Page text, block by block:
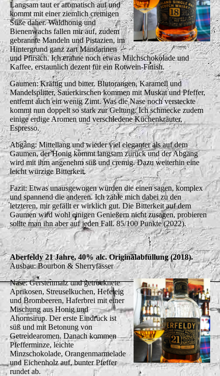
Langsam taut er aromatisch auf und
kommt mit einer ziemlich cremigen
Süße daher. Waldhonig und
Bienenwachs fallen mir auf, zudem
gebrannte Mandeln und Pistazien, im
Hintergrund ganz zart Mandarinen
und Pfirsich. Ich erahne noch etwas Milchschokolade und
Kaffee, erstaunlich dezent für ein Rotwein-Finish.
Gaumen: Kräftig und bitter. Blutorangen, Karamell und
Mandelsplitter, Sauerkirschen kommen mit Muskat und Pfeffer,
entfernt auch ein wenig Zimt. Was die Nase noch versteckte
kommt nun doppelt so stark zur Geltung. Ich schmecke zudem
einige erdige Aromen und verschiedene Küchenkräuter,
Espresso.
Abgang: Mittellang und wieder viel eleganter als auf dem
Gaumen, der Honig kommt langsam zurück und der Abgang
wird mit ihm angenehm süß und cremig. Dazu weiterhin eine
leicht würzige Bitterkeit.
Fazit: Etwas unausgewogen würden die einen sagen, komplex
und spannend die anderen. Ich zähle mich dabei zu den
letzteren, mir gefällt er wirklich gut. Die Bitterkeit auf dem
Gaumen wird wohl einigen Genießern nicht zusagen, probieren
sollte man ihn aber auf jeden Fall. 85/100 Punkte (2022).
Aberfeldy 21 Jahre, 40% alc. Originalabfüllung (2018).
Ausbau: Bourbon & Sherryfässer
Nase: Gerstenmalz und getrocknete
Aprikosen, Streuselkuchen, Hefeteig
und Brombeeren, Haferbrei mit einer
Mischung aus Honig und
Ahornsirup. Der erste Eindruck ist
süß und mit Betonung von
Getreidearomen. Danach kommen
Pfefferminze, leichte
Minzschokolade, Orangenmarmelade
und Eichenholz auf, bunter Pfeffer
rundet ab.